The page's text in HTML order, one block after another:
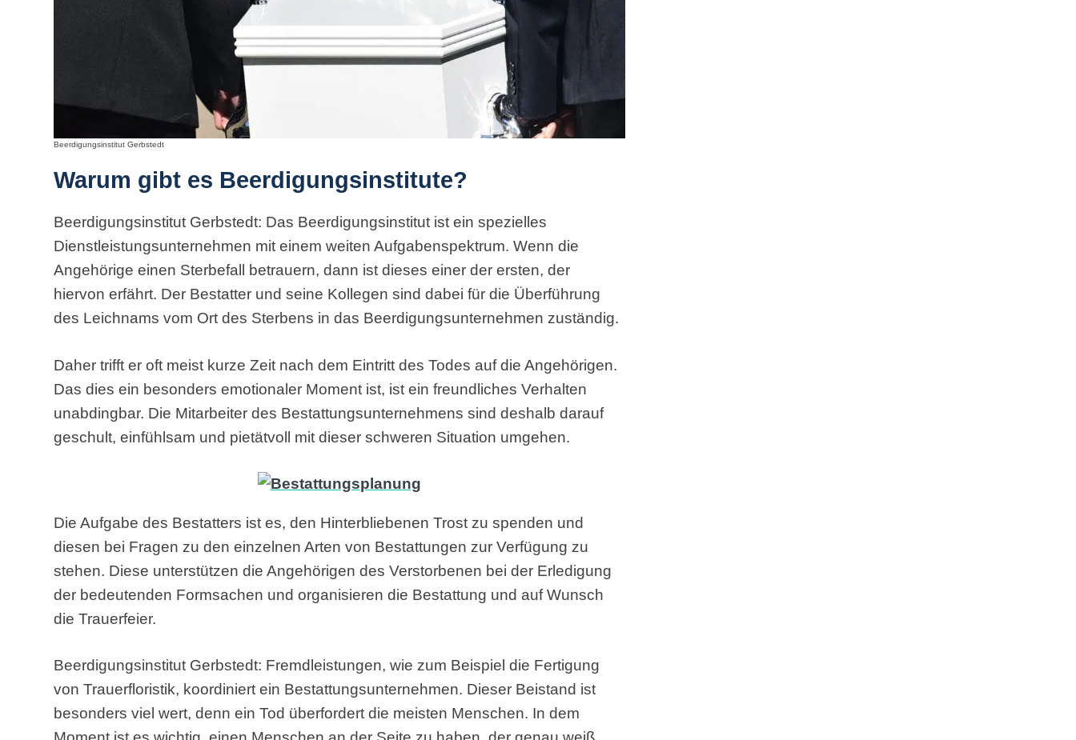
Beerdigungsinstitut Gerbstedt
Warum gibt es Beerdigungsinstitute?
Beerdigungsinstitut Gerbstedt: Das Beerdigungsinstitut ist ein spezielles
Dienstleistungsunternehmen mit einem weiten Aufgabenspektrum. Wenn die
Angehörige einen Sterbefall betrauern, dann ist dieses einer der ersten, der
hiervon erfährt. Der Bestatter und seine Kollegen sind dabei für die Überführung
des Leichnams vom Ort des Sterbens in das Beerdigungsunternehmen zuständig.
Daher trifft er oft meist kurze Zeit nach dem Eintritt des Todes auf die Angehörigen.
Das dies ein besonders emotionaler Moment ist, ist ein freundliches Verhalten
unabdingbar. Die Mitarbeiter des Bestattungsunternehmens sind deshalb darauf
geschult, einfühlsam und pietätvoll mit dieser schweren Situation umgehen.
Die Aufgabe des Bestatters ist es, den Hinterbliebenen Trost zu spenden und
diesen bei Fragen zu den einzelnen Arten von Bestattungen zur Verfügung zu
stehen. Diese unterstützen die Angehörigen des Verstorbenen bei der Erledigung
der bedeutenden Formsachen und organisieren die Bestattung und auf Wunsch
die Trauerfeier.
Beerdigungsinstitut Gerbstedt: Fremdleistungen, wie zum Beispiel die Fertigung
von Trauerfloristik, koordiniert ein Bestattungsunternehmen. Dieser Beistand ist
besonders viel wert, denn ein Tod überfordert die meisten Menschen. In dem